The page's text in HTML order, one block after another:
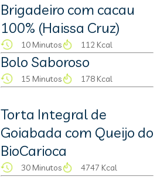
Brigadeiro com cacau
100% (Haissa Cruz)
10 Minutos 112 Kcal
Bolo Saboroso
15 Minutos 178 Kcal
Torta Integral de
Goiabada com Queijo do
BioCarioca
30 Minutos 4747 Kcal